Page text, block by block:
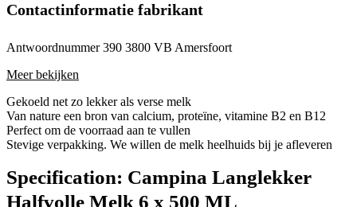
Contactinformatie fabrikant
Antwoordnummer 390 3800 VB Amersfoort
Meer bekijken
Gekoeld net zo lekker als verse melk
Van nature een bron van calcium, proteïne, vitamine B2 en B12
Perfect om de voorraad aan te vullen
Stevige verpakking. We willen de melk heelhuids bij je afleveren
Specification: Campina Langlekker
Halfvolle Melk 6 x 500 ML